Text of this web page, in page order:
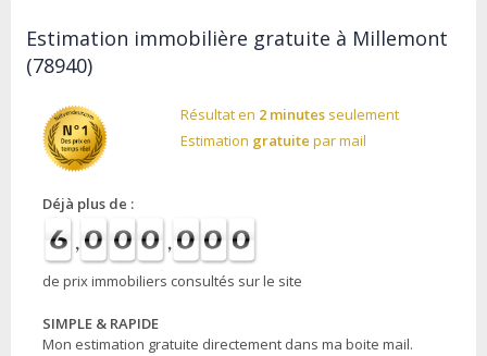
Estimation immobilière gratuite à Millemont
(78940)
Résultat en 2 minutesseulement
Estimation gratuite par mail
Déjà plus de :
de prix immobiliers consultés sur le site
SIMPLE & RAPIDE
Mon estimation gratuite directement dans ma boite mail.